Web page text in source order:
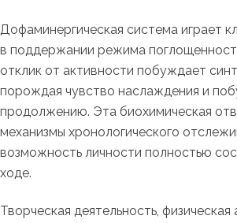
Дофаминергическая система играет
в поддержании режима
отклик от активности побуждает
порождая чувство наслаждения и
продолжению. Эта биохимическая
механизмы хронологического
возможность личности полностью
ходе.
Творческая деятельность, физическая